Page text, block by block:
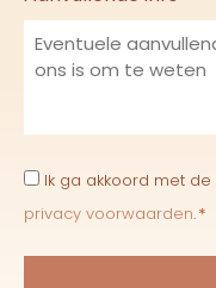
Consent
*
Ik ga akkoord met de
privacy voorwaarden.*